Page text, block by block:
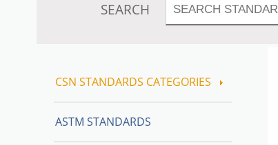
SEARCH
CSN STANDARDS CATEGORIES
ASTM STANDARDS